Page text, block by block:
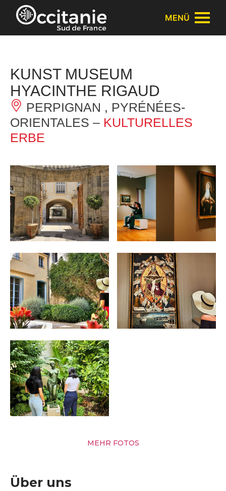
Cookie-Einstellungen
MENÜ
KUNST MUSEUM
HYACINTHE RIGAUD
PERPIGNAN , PYRÉNÉES-
ORIENTALES – KULTURELLES
ERBE
MEHR FOTOS
Über uns